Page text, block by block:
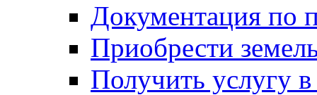
Документация по
Приобрести
Получить услугу в